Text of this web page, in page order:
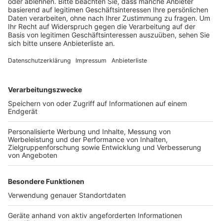
gewinnt.
Anzeige
Zustimmung, um den YouTube
Video-Service zu laden!
Wir verwenden einen Service eines
Drittanbieters, um Videoinhalte
einzubetten. Dieser Service kann
sammeln. Bitte lesen Sie die
Details durch und stimmen Sie der
Nutzung des Service zu, um dieses
Video anzusehen.